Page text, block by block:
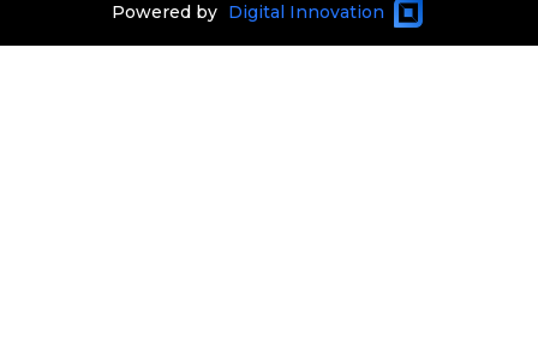
Powered by Digital Innovation